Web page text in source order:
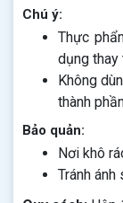
Chú ý:
Thực
dụng thay
Không
thành
Bảo quản:
Nơi khô
Tránh